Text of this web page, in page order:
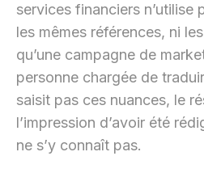
services financiers n’utilise
les mêmes références, ni
qu’une campagne de
personne chargée de
saisit pas ces nuances, le
l’impression d’avoir été
ne s’y connaît pas.